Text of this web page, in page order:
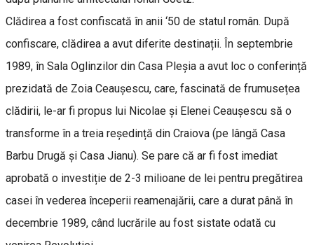
Clădirea a fost confiscată în anii ‘50 de statul român. După
confiscare, clădirea a avut diferite destinații. În septembrie
1989, în Sala Oglinzilor din Casa Pleșia a avut loc o conferință
prezidată de Zoia Ceaușescu, care, fascinată de frumusețea
clădirii, le-ar fi propus lui Nicolae și Elenei Ceaușescu să o
transforme în a treia reședință din Craiova (pe lângă Casa
Barbu Drugă și Casa Jianu). Se pare că ar fi fost imediat
aprobată o investiție de 2-3 milioane de lei pentru pregătirea
casei în vederea începerii reamenajării, care a durat până în
decembrie 1989, când lucrările au fost sistate odată cu